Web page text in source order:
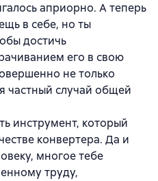
априорно. А теперь
в себе, но ты
достичь
его в свою
не только
частный случай общей
инструмент, который
конвертера. Да и
многое тебе
труду,